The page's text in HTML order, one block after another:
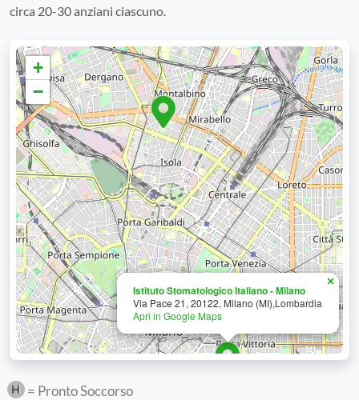
circa 20-30 anziani ciascuno.
Istituto Stomatologico Italiano - Milano
Via Pace 21, 20122, Milano (MI),Lombardia
Apri in Google Maps
×
+
−
= Pronto Soccorso